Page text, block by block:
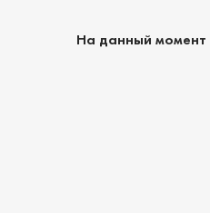
На данный момент